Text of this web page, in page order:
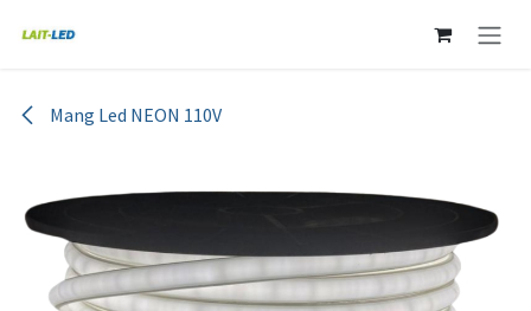
Mang Led NEON 110V